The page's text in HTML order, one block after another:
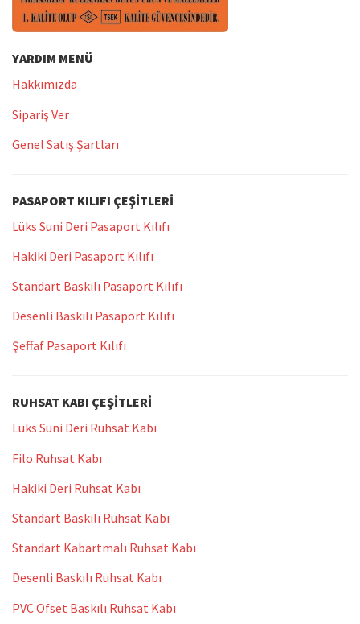
YARDIM MENÜ
Hakkımızda
Sipariş Ver
Genel Satış Şartları
PASAPORT KILIFI ÇEŞITLERI
Lüks Suni Deri Pasaport Kılıfı
Hakiki Deri Pasaport Kılıfı
Standart Baskılı Pasaport Kılıfı
Desenli Baskılı Pasaport Kılıfı
Şeffaf Pasaport Kılıfı
RUHSAT KABI ÇEŞITLERI
Lüks Suni Deri Ruhsat Kabı
Filo Ruhsat Kabı
Hakiki Deri Ruhsat Kabı
Standart Baskılı Ruhsat Kabı
Standart Kabartmalı Ruhsat Kabı
Desenli Baskılı Ruhsat Kabı
PVC Ofset Baskılı Ruhsat Kabı